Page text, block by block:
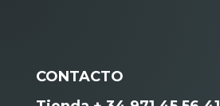
CONTACTO